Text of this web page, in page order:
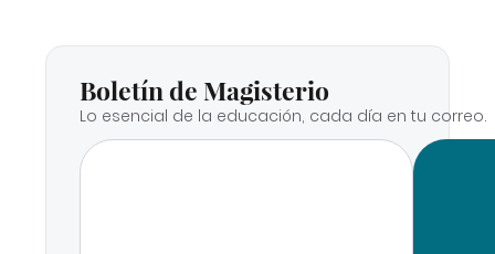
Boletín de Magisterio
Lo esencial de la educación, cada día en tu correo.